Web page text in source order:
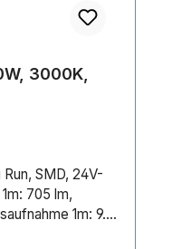
3000K,
SMD, 24V-
705 lm,
1m: 9.5